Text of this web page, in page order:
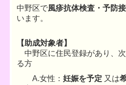
中野区で風疹抗体検査・予防
います。
【助成対象者】
中野区に住民登録があり、
る方
A.女性：妊娠を予定 又は